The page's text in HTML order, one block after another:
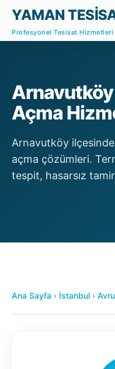
YAMAN
Profesyonel Tesisat Hizmetleri
Arnavutköy
Açma
Arnavutköy ilçesinde
açma çözümleri.
tespit, hasarsız
Ana Sayfa › İstanbul ›